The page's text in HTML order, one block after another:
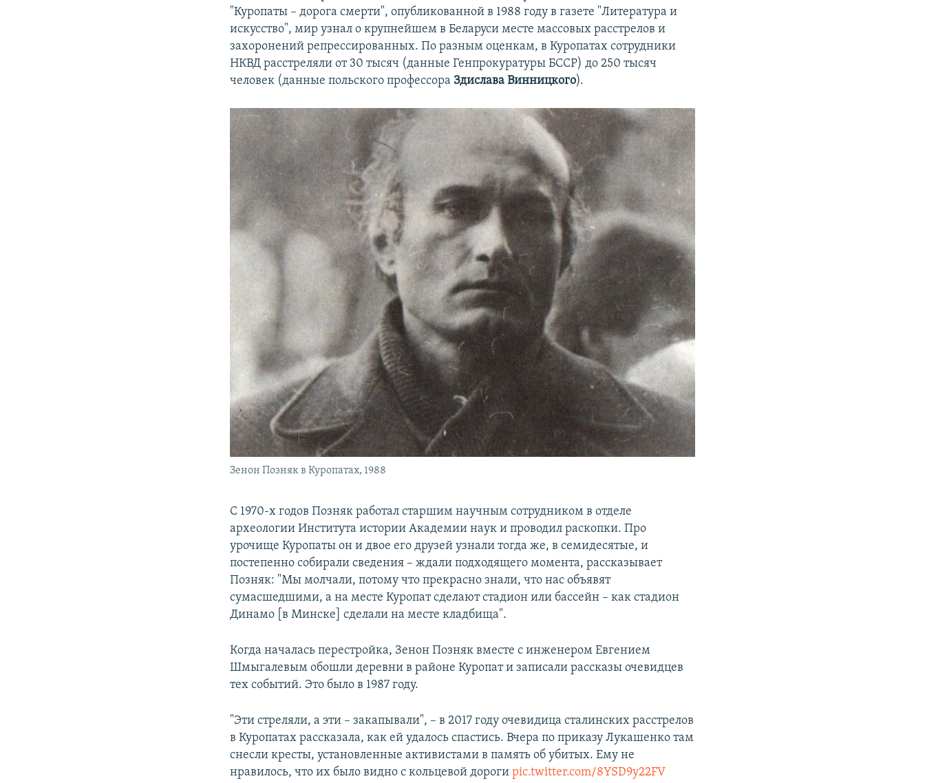
"Куропаты – дорога смерти", опубликованной в 1988 году в газете "Литература и
искусство", мир узнал о крупнейшем в Беларуси месте массовых расстрелов и
захоронений репрессированных. По разным оценкам, в Куропатах сотрудники
НКВД расстреляли от 30 тысяч (данные Генпрокуратуры БССР) до 250 тысяч
человек (данные польского профессора Здислава Винницкого).
Зенон Позняк в Куропатах, 1988
С 1970-х годов Позняк работал старшим научным сотрудником в отделе
археологии Института истории Академии наук и проводил раскопки. Про
урочище Куропаты он и двое его друзей узнали тогда же, в семидесятые, и
постепенно собирали сведения – ждали подходящего момента, рассказывает
Позняк: "Мы молчали, потому что прекрасно знали, что нас объявят
сумасшедшими, а на месте Куропат сделают стадион или бассейн – как стадион
Динамо [в Минске] сделали на месте кладбища".
Когда началась перестройка, Зенон Позняк вместе с инженером Евгением
Шмыгалевым обошли деревни в районе Куропат и записали рассказы очевидцев
тех событий. Это было в 1987 году.
"Эти стреляли, а эти – закапывали", – в 2017 году очевидица сталинских расстрелов
в Куропатах рассказала, как ей удалось спастись. Вчера по приказу Лукашенко там
снесли кресты, установленные активистами в память об убитых. Ему не
нравилось, что их было видно с кольцевой дороги pic.twitter.com/8YSD9y22FV